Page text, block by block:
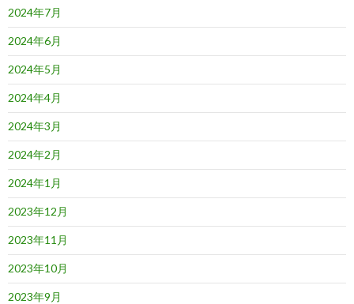
2024年7月
2024年6月
2024年5月
2024年4月
2024年3月
2024年2月
2024年1月
2023年12月
2023年11月
2023年10月
2023年9月